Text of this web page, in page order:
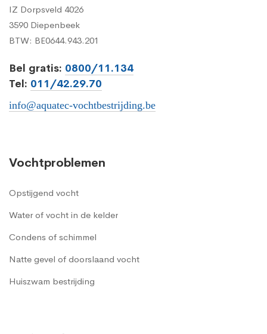
IZ Dorpsveld 4026
3590 Diepenbeek
BTW: BE0644.943.201
Bel gratis: 0800/11.134
Tel: 011/42.29.70
info@aquatec-vochtbestrijding.be
Vochtproblemen
Opstijgend vocht
Water of vocht in de kelder
Condens of schimmel
Natte gevel of doorslaand vocht
Huiszwam bestrijding